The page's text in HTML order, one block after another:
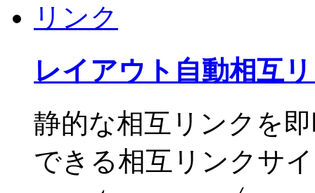
レイアウト自動相互
静的な相互リンクを
できる相互リンクサ